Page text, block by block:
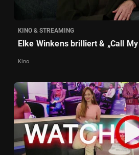
KINO & STREAMING
Elke Winkens brilliert & „Call
Kino